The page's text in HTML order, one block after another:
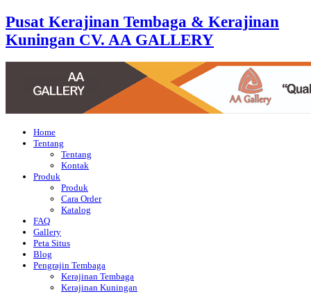
Pusat Kerajinan Tembaga & Kerajinan
Kuningan CV. AA GALLERY
Home
Tentang
Tentang
Kontak
Produk
Produk
Cara Order
Katalog
FAQ
Gallery
Peta Situs
Blog
Pengrajin Tembaga
Kerajinan Tembaga
Kerajinan Kuningan